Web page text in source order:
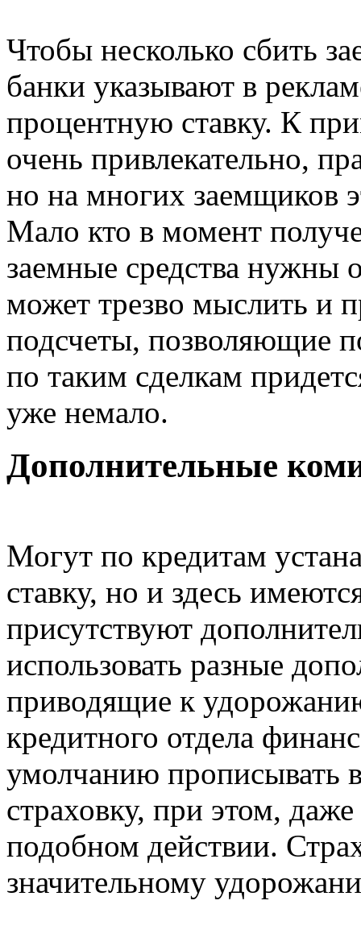
Чтобы несколько сбить
банки указывают в
процентную ставку. К
очень привлекательно,
но на многих заемщиков
Мало кто в момент
заемные средства нужны
может трезво мыслить и
подсчеты, позволяющие
по таким сделкам
уже немало.
Дополнительные
Могут по кредитам
ставку, но и здесь
присутствуют
использовать разные
приводящие к
кредитного отдела
умолчанию прописывать
страховку, при этом,
подобном действии.
значительному